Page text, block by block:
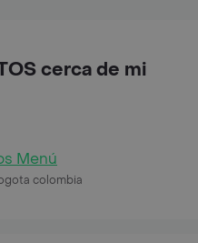
cerca de mi
Menú
colombia